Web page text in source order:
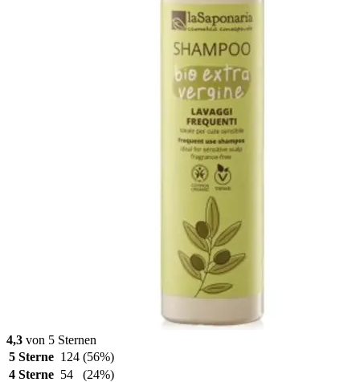
4,3 von 5 Sternen
5 Sterne 124 (56%)
4 Sterne 54
(24%)